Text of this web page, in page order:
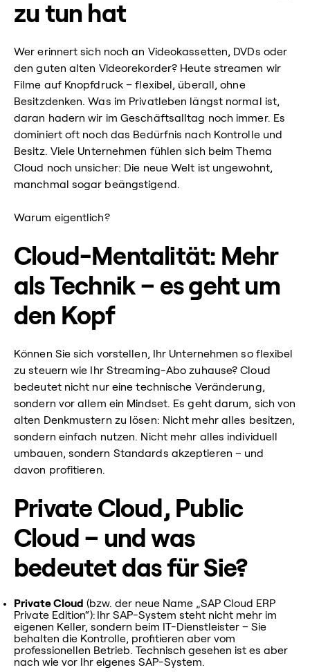
zu tun hat
Wer erinnert sich noch an Videokassetten, DVDs oder
den guten alten Videorekorder? Heute streamen wir
Filme auf Knopfdruck – flexibel, überall, ohne
Besitzdenken. Was im Privatleben längst normal ist,
daran hadern wir im Geschäftsalltag noch immer. Es
dominiert oft noch das Bedürfnis nach Kontrolle und
Besitz. Viele Unternehmen fühlen sich beim Thema
Cloud noch unsicher: Die neue Welt ist ungewohnt,
manchmal sogar beängstigend.
Warum eigentlich?
Cloud-Mentalität: Mehr
als Technik – es geht um
den Kopf
Können Sie sich vorstellen, Ihr Unternehmen so flexibel
zu steuern wie Ihr Streaming-Abo zuhause? Cloud
bedeutet nicht nur eine technische Veränderung,
sondern vor allem ein Mindset. Es geht darum, sich von
alten Denkmustern zu lösen: Nicht mehr alles besitzen,
sondern einfach nutzen. Nicht mehr alles individuell
umbauen, sondern Standards akzeptieren – und
davon profitieren.
Private Cloud, Public
Cloud – und was
bedeutet das für Sie?
Private Cloud (bzw. der neue Name „SAP Cloud ERP
Private Edition“): Ihr SAP-System steht nicht mehr im
eigenen Keller, sondern beim IT-Dienstleister – Sie
behalten die Kontrolle, profitieren aber vom
professionellen Betrieb. Technisch gesehen ist es aber
nach wie vor Ihr eigenes SAP-System.